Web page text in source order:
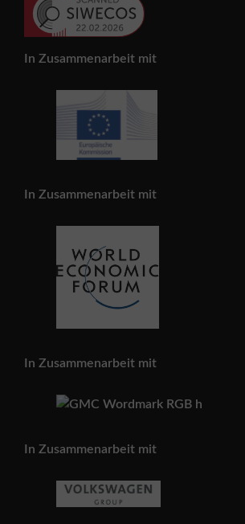
In Zusammenarbeit mit
In Zusammenarbeit mit
In Zusammenarbeit mit
In Zusammenarbeit mit